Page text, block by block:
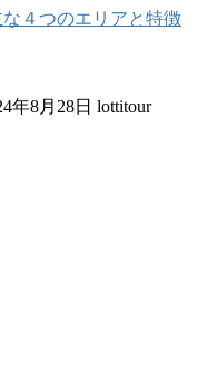
４つのエリアと特徴
年8月28日 lottitour